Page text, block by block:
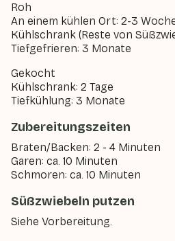
Roh
An einem kühlen Ort: 2-3
Kühlschrank (Reste von
Tiefgefrieren: 3 Monate
Gekocht
Kühlschrank: 2 Tage
Tiefkühlung: 3 Monate
Zubereitungszeiten
Braten/Backen: 2 - 4 Minuten
Garen: ca. 10 Minuten
Schmoren: ca. 10 Minuten
Süßzwiebeln putzen
Siehe Vorbereitung.